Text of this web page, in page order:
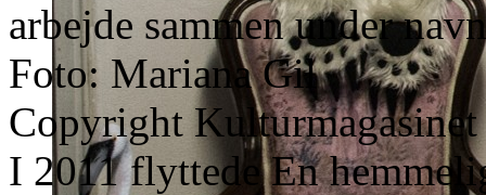
arbejde sammen under
Foto: Mariana Gil
Copyright
I 2011 flyttede En